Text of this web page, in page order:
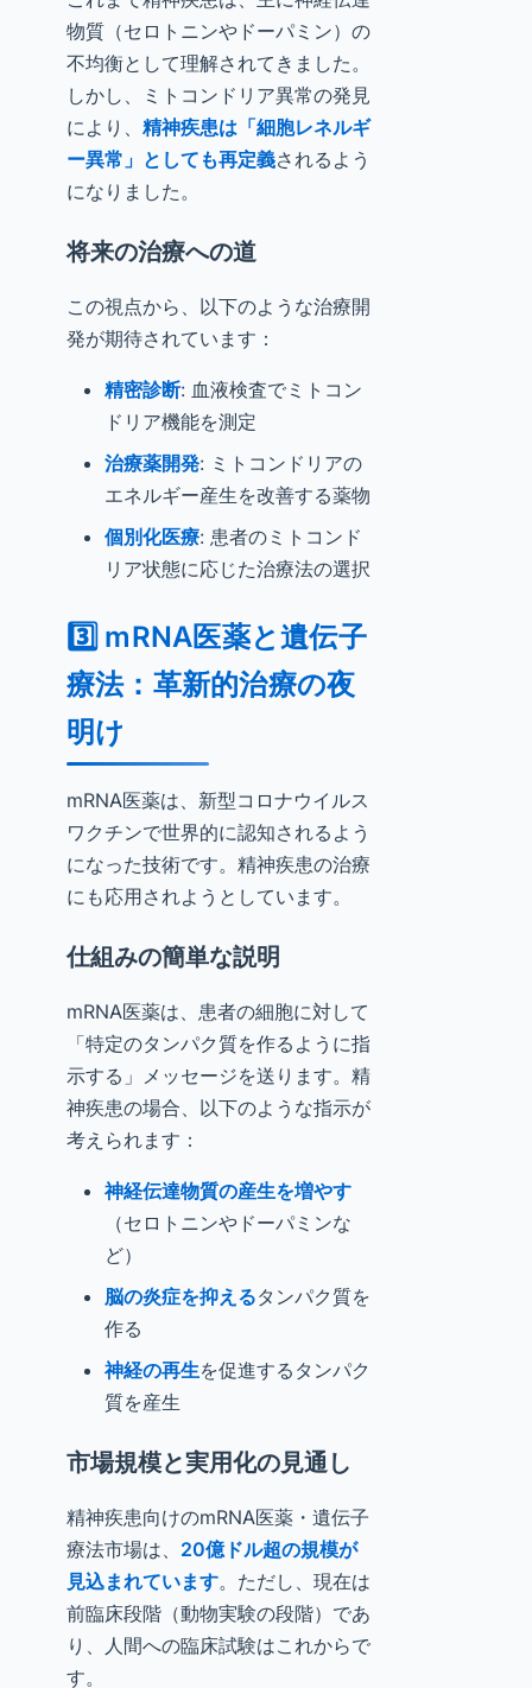
物質（セロトニンやドーパミン）の
不均衡として理解されてきました。
しかし、ミトコンドリア異常の発見
により、 精神疾患は「細胞レネルギ
ー異常」としても再定義されるよう
になりました。
将来の治療への道
この視点から、以下のような治療開
発が期待されています：
精密診断: 血液検査でミトコン
ドリア機能を測定
治療薬開発: ミトコンドリアの
エネルギー産生を改善する薬物
個別化医療: 患者のミトコンド
リア状態に応じた治療法の選択
3️⃣ mRNA医薬と遺伝子
療法：革新的治療の夜
明け
mRNA医薬は、新型コロナウイルス
ワクチンで世界的に認知されるよう
になった技術です。精神疾患の治療
にも応用されようとしています。
仕組みの簡単な説明
mRNA医薬は、患者の細胞に対して
「特定のタンパク質を作るように指
示する」メッセージを送ります。精
神疾患の場合、以下のような指示が
考えられます：
神経伝達物質の産生を増やす
（セロトニンやドーパミンな
ど）
脳の炎症を抑えるタンパク質を
作る
神経の再生を促進するタンパク
質を産生
市場規模と実用化の見通し
精神疾患向けのmRNA医薬・遺伝子
療法市場は、 20億ドル超の規模が
見込まれています。ただし、現在は
前臨床段階（動物実験の段階）であ
り、人間への臨床試験はこれからで
す。